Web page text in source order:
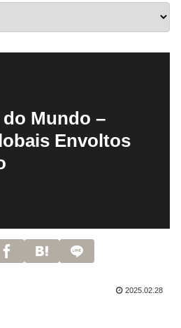
Mundo –
Envoltos
2025.02.28